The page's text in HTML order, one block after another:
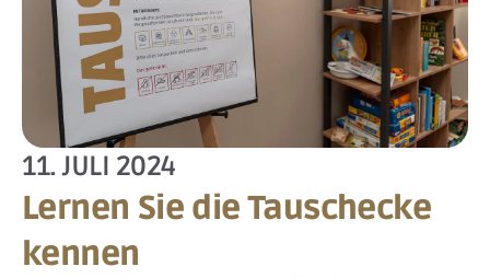
11. JULI 2024
Lernen Sie die Tauschecke
kennen